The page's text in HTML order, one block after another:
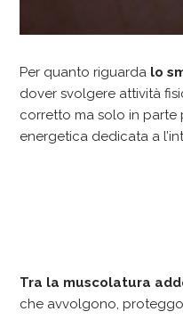
Per quanto riguarda lo
dover svolgere attività
corretto ma solo in parte
energetica dedicata a
Tra la muscolatura
che avvolgono,